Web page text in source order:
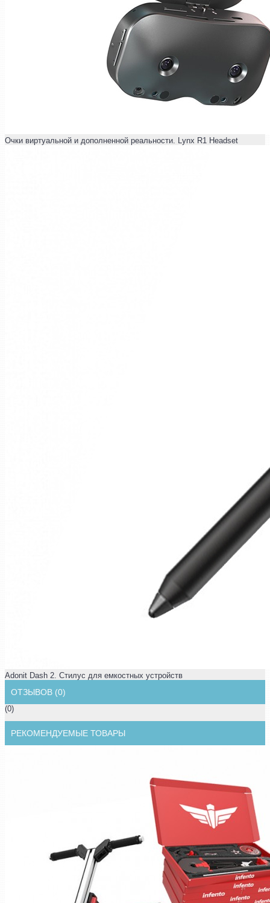
Очки виртуальной и дополненной реальности. Lynx R1 Headset
Adonit Dash 2. Стилус для емкостных устройств
ОТЗЫВОВ (0)
(0)
РЕКОМЕНДУЕМЫЕ ТОВАРЫ